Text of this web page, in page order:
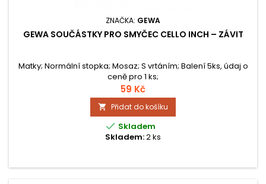
ZNAČKA: GEWA
GEWA SOUČÁSTKY PRO SMYČEC CELLO INCH – ZÁVIT
Matky; Normální stopka; Mosaz; S vrtáním; Balení 5ks, údaj o
ceně pro 1 ks;
59 Kč
 Přidat do košíku
 Skladem
Skladem:2 ks